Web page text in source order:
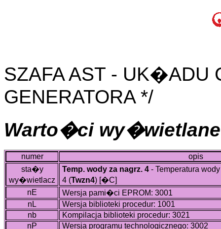
SZAFA AST - UK�ADU
GENERATORA */
Warto�ci wy�wietlane
numer
opis
sta�y
wy�wietlacz
Temp. wody za nagrz. 4- Temperatura
4 (Twzn4)[�C]
nE
Wersja pami�ci EPROM: 3001
nL
Wersja biblioteki procedur: 1001
nb
Kompilacja biblioteki procedur: 3021
nP
Wersja programu technologicznego: 3002